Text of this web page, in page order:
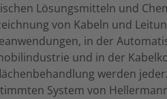
Lösungsmitteln und
von Kabeln und
in der
und in der
werden
System von